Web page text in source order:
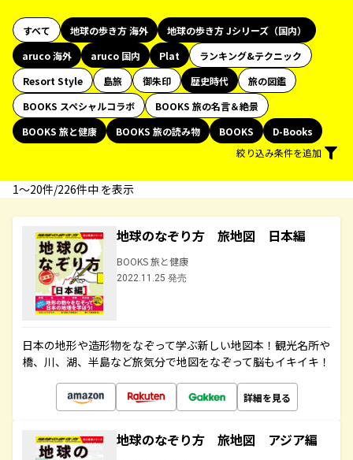
すべて 地球の歩き方 海外
地球の歩き方 Jシリーズ（国内）
aruco 海外
aruco 国内 Plat
ランキング&テクニック
Resort Style
島旅 御朱印 歴史時代
旅の図鑑
BOOKS スペシャルコラボ
BOOKS 旅の名言＆絶景
BOOKS 旅と健康
BOOKS 旅の読み物 BOOKS
D-Books
絞り込み条件を追加
1〜20件/226件中 を表示
地球のなぞり方 旅地図 日本編
BOOKS 旅と健康
2022.11.25 発売
日本の地形や造形物をなぞって学ぶ新しい地図本！観光名所や
橋、川、湖、半島など旅気分で地図をなぞって脳もイキイキ！
詳細を見る
地球のなぞり方 旅地図 アジア編